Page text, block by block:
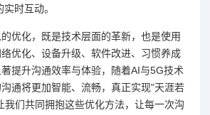
时互动。
优化，既是技术层面的革新，也是使用
优化、设备升级、软件改进、习惯养成
提升沟通效率与体验，随着AI与5G技术
通将更加智能、流畅，真正实现"天涯若
我们共同拥抱这些优化方法，让每一次沟